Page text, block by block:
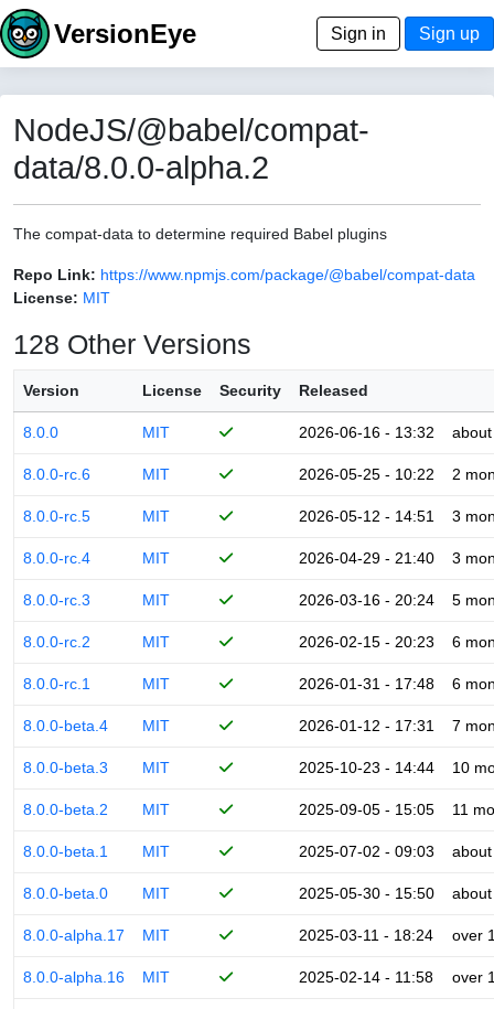
VersionEye Sign in Sign up
NodeJS/@babel/compat-
data/8.0.0-alpha.2
The compat-data to determine required Babel plugins
Repo Link: https://www.npmjs.com/package/@babel/compat-data
License: MIT
128 Other Versions
Version License Security Released
8.0.0 MIT 2026-06-16 - 13:32
8.0.0-rc.6 MIT 2026-05-25 - 10:22 2
8.0.0-rc.5 MIT 2026-05-12 - 14:51 3
8.0.0-rc.4 MIT 2026-04-29 - 21:40 3
8.0.0-rc.3 MIT 2026-03-16 - 20:24 5
8.0.0-rc.2 MIT 2026-02-15 - 20:23 6
8.0.0-rc.1 MIT 2026-01-31 - 17:48 6
8.0.0-beta.4 MIT 2026-01-12 - 17:31 7
8.0.0-beta.3 MIT 2025-10-23 - 14:44 10
8.0.0-beta.2 MIT 2025-09-05 - 15:05 11
8.0.0-beta.1 MIT 2025-07-02 - 09:03
8.0.0-beta.0 MIT 2025-05-30 - 15:50
8.0.0-alpha.17 MIT 2025-03-11 - 18:24 over
8.0.0-alpha.16 MIT 2025-02-14 - 11:58 over